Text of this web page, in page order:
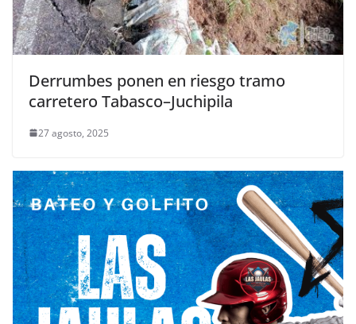
Derrumbes ponen en riesgo tramo
carretero Tabasco–Juchipila
27 agosto, 2025